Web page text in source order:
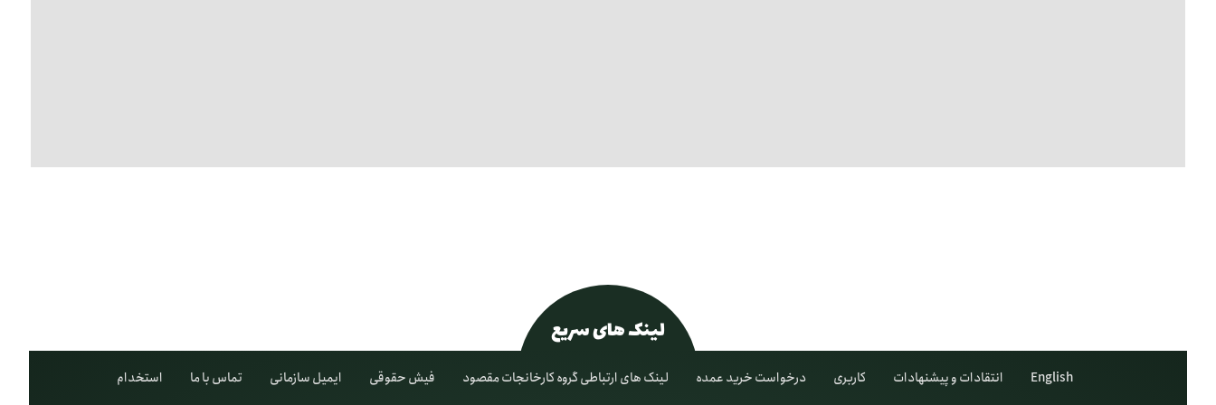
لینک های سریع
استخدام تماس با ما ایمیل سازمانی فیش حقوقی لینک های ارتباطی گروه کارخانجات مقصود درخواست خرید عمده کاربری انتقادات و پیشنهادات English